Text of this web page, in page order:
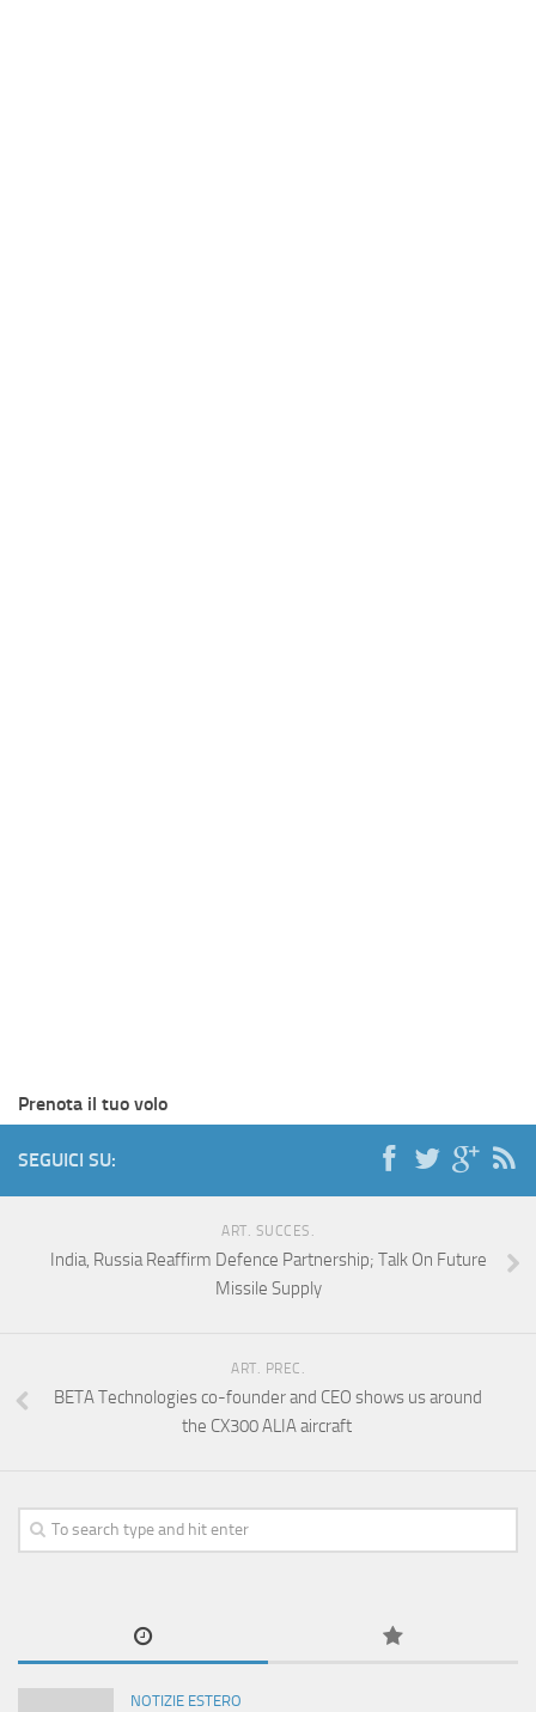
Prenota il tuo volo
SEGUICI SU:
ART. SUCCES.
India, Russia Reaffirm Defence Partnership; Talk On Future
Missile Supply
ART. PREC.
BETA Technologies co-founder and CEO shows us around
the CX300 ALIA aircraft
NOTIZIE ESTERO